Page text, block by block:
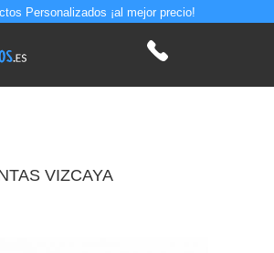
Personalizados ¡al mejor precio!
VIZCAYA